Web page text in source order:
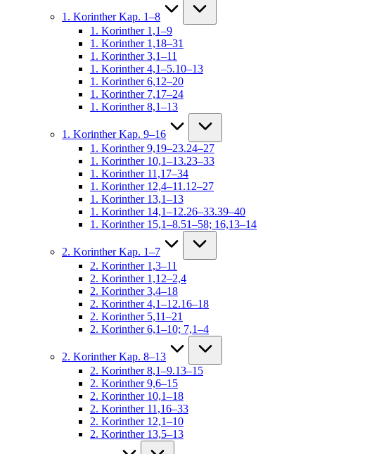
1. Korinther Kap. 1–8
1. Korinther 1,1–9
1. Korinther 1,18–31
1. Korinther 3,1–11
1. Korinther 4,1–5.10–13
1. Korinther 6,12–20
1. Korinther 7,17–24
1. Korinther 8,1–13
1. Korinther Kap. 9–16
1. Korinther 9,19–23.24–27
1. Korinther 10,1–13.23–33
1. Korinther 11,17–34
1. Korinther 12,4–11.12–27
1. Korinther 13,1–13
1. Korinther 14,1–12.26–33.39–40
1. Korinther 15,1–8.51–58; 16,13–14
2. Korinther Kap. 1–7
2. Korinther 1,3–11
2. Korinther 1,12–2,4
2. Korinther 3,4–18
2. Korinther 4,1–12.16–18
2. Korinther 5,11–21
2. Korinther 6,1–10; 7,1–4
2. Korinther Kap. 8–13
2. Korinther 8,1–9.13–15
2. Korinther 9,6–15
2. Korinther 10,1–18
2. Korinther 11,16–33
2. Korinther 12,1–10
2. Korinther 13,5–13